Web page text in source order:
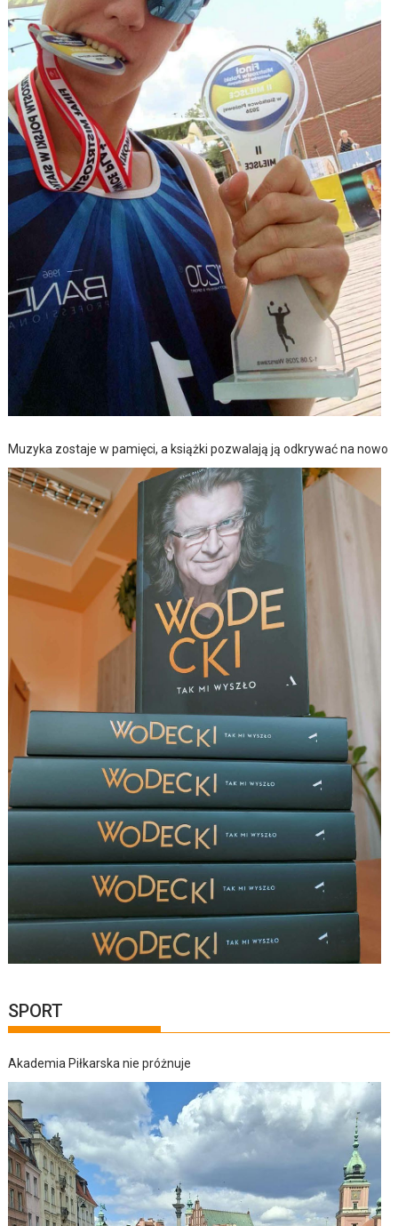
Muzyka zostaje w pamięci, a książki pozwalają ją odkrywać na nowo
SPORT
Akademia Piłkarska nie próżnuje